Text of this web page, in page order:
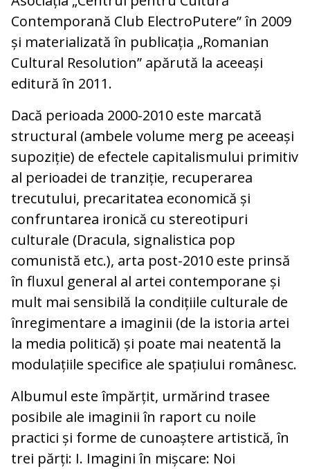
Contemporană Club ElectroPutere” în 2009
și materializată în publicația „Romanian
Cultural Resolution” apărută la aceeași
editură în 2011.
Dacă perioada 2000-2010 este marcată
structural (ambele volume merg pe aceeași
supoziție) de efectele capitalismului primitiv
al perioadei de tranziție, recuperarea
trecutului, precaritatea economică și
confruntarea ironică cu stereotipuri
culturale (Dracula, signalistica pop
comunistă etc.), arta post-2010 este prinsă
în fluxul general al artei contemporane și
mult mai sensibilă la condițiile culturale de
înregimentare a imaginii (de la istoria artei
la media politică) și poate mai neatentă la
modulațiile specifice ale spațiului românesc.
Albumul este împărțit, urmărind trasee
posibile ale imaginii în raport cu noile
practici și forme de cunoaștere artistică, în
trei părți: I. Imagini în mișcare: Noi